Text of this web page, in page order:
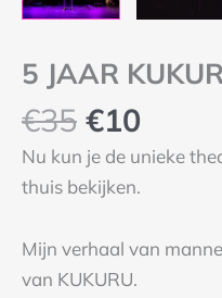
5 JAAR
€35 €10
Nu kun je de unieke
thuis bekijken.
Mijn verhaal van
van KUKURU.